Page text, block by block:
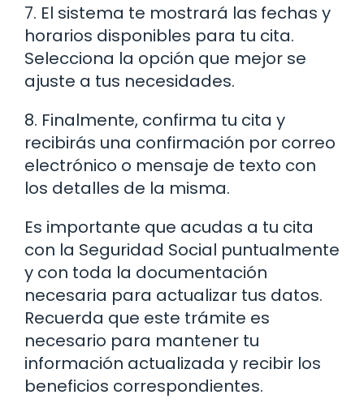
7. El sistema te mostrará las fechas y
horarios disponibles para tu cita.
Selecciona la opción que mejor se
ajuste a tus necesidades.
8. Finalmente, confirma tu cita y
recibirás una confirmación por correo
electrónico o mensaje de texto con
los detalles de la misma.
Es importante que acudas a tu cita
con la Seguridad Social puntualmente
y con toda la documentación
necesaria para actualizar tus datos.
Recuerda que este trámite es
necesario para mantener tu
información actualizada y recibir los
beneficios correspondientes.